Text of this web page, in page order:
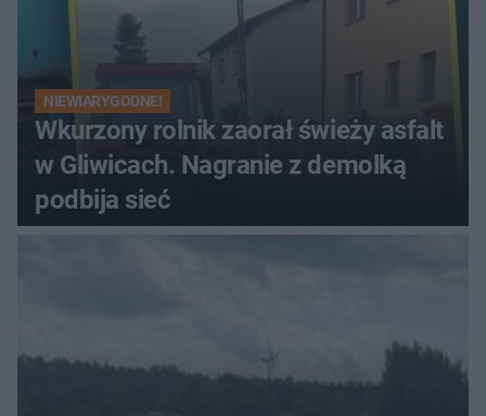
NIEWIARYGODNE!
Wkurzony rolnik zaorał świeży asfalt
w Gliwicach. Nagranie z demolką
podbija sieć